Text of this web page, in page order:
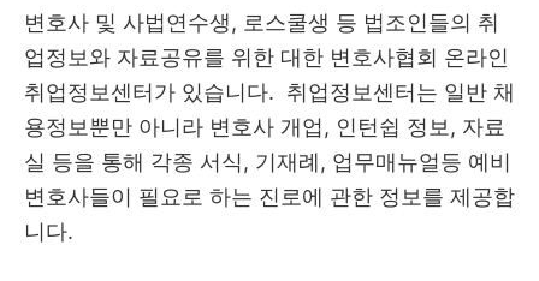
변호사 및 사법연수생, 로스쿨생 등 법조인들의 취
업정보와 자료공유를 위한 대한 변호사협회 온라인
취업정보센터가 있습니다. 취업정보센터는 일반 채
용정보뿐만 아니라 변호사 개업, 인턴쉽 정보, 자료
실 등을 통해 각종 서식, 기재례, 업무매뉴얼등 예비
변호사들이 필요로 하는 진로에 관한 정보를 제공합
니다.